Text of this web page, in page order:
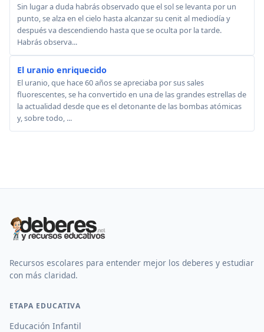
Sin lugar a duda habrás observado que el sol se levanta por un
punto, se alza en el cielo hasta alcanzar su cenit al mediodía y
después va descendiendo hasta que se oculta por la tarde.
Habrás observa...
El uranio enriquecido
El uranio, que hace 60 años se apreciaba por sus sales
fluorescentes, se ha convertido en una de las grandes estrellas de
la actualidad desde que es el detonante de las bombas atómicas
y, sobre todo, ...
Recursos escolares para entender mejor los deberes y estudiar
con más claridad.
ETAPA EDUCATIVA
Educación Infantil